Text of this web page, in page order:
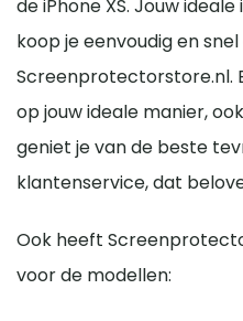
de iPhone XS. Jouw
koop je eenvoudig en
Screenprotectorstore.nl.
op jouw ideale manier,
geniet je van de beste
klantenservice, dat
Ook heeft
voor de modellen: